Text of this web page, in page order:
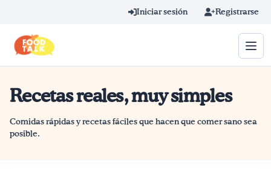
Iniciar sesión Registrarse
Término de búsqueda
Home
Recetas reales, muy simples
Comidas rápidas y recetas fáciles que hacen que comer sano sea
posible.